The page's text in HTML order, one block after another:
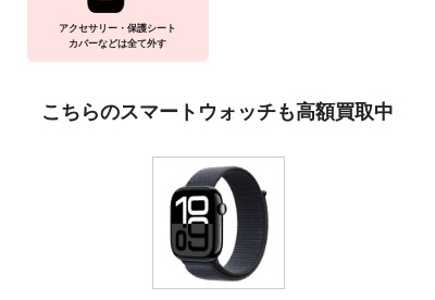
アクセサリー・保護シート
カバーなどは全て外す
こちらのスマートウォッチも高額買取中